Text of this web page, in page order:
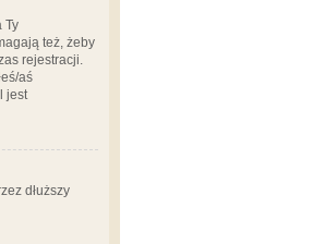
Ty
też, żeby
rejestracji.
aś
jest
dłuższy